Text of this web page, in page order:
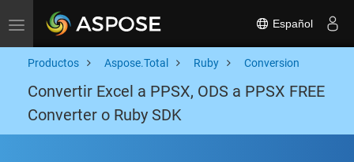
Toggle navigation Español
Productos Aspose.Total Ruby Conversion
Convertir Excel a PPSX, ODS a PPSX FREE
Converter o Ruby SDK